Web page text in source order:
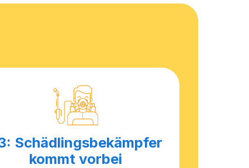
Schädlingsbekämpfer
kommt vorbei